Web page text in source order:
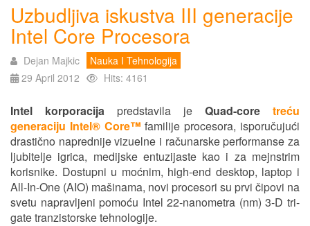
Uzbudljiva iskustva III generacije
Intel Core Procesora
Dejan Majkic
Nauka I Tehnologija
29 April 2012
Hits: 4161
Intel korporacija predstavila je Quad-core
treću
generaciju Intel® Core™ familije procesora, isporučujući
drastično naprednije vizuelne i računarske performanse za
ljubitelje igrica, medijske entuzijaste kao i za mejnstrim
korisnike. Dostupni u moćnim, high-end desktop, laptop i
All-In-One (AIO) mašinama, novi procesori su prvi čipovi na
svetu napravljeni pomoću Intel 22-nanometra (nm) 3-D tri-
gate tranzistorske tehnologije.